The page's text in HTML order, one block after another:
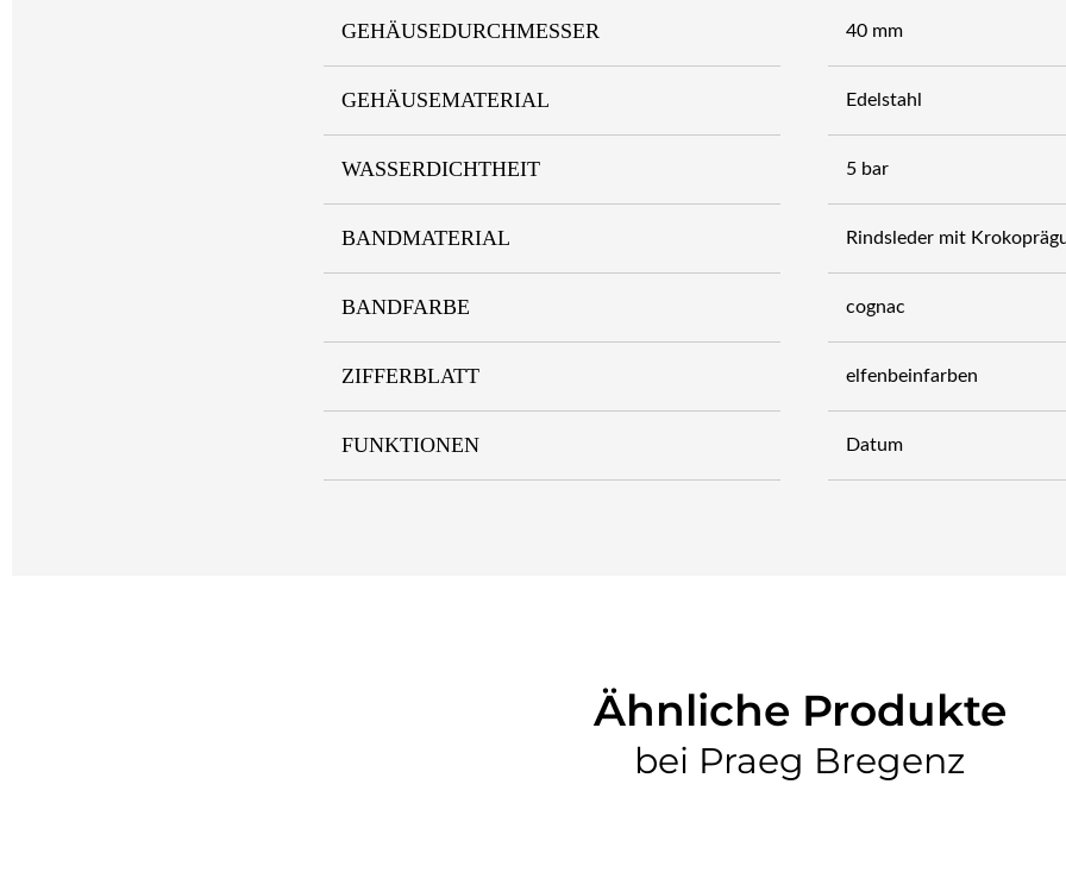
GEHÄUSEDURCHMESSER 40 mm
GEHÄUSEMATERIAL Edelstahl
WASSERDICHTHEIT 5 bar
BANDMATERIAL Rindsleder mit
BANDFARBE cognac
ZIFFERBLATT elfenbeinfarben
FUNKTIONEN Datum
Ähnliche Produkte
bei Praeg Bregenz